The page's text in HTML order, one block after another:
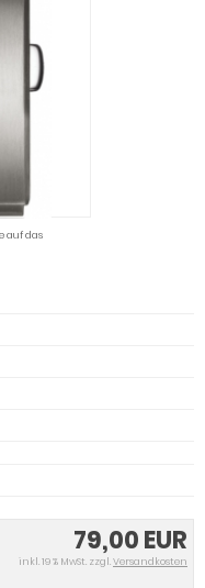
auf das
79,00 EUR
inkl. 19 % MwSt. zzgl.Versandkosten